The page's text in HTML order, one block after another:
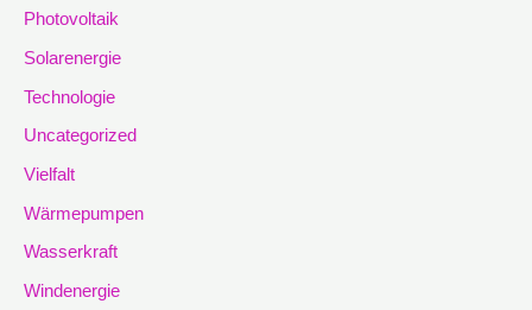
Photovoltaik
Solarenergie
Technologie
Uncategorized
Vielfalt
Wärmepumpen
Wasserkraft
Windenergie